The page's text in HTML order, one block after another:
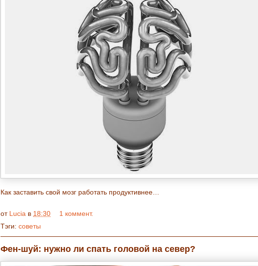
Как заставить свой мозг работать продуктивнее…
от Lucia в 18:30
1 коммент.
Тэги: советы
Фен-шуй: нужно ли спать головой на север?